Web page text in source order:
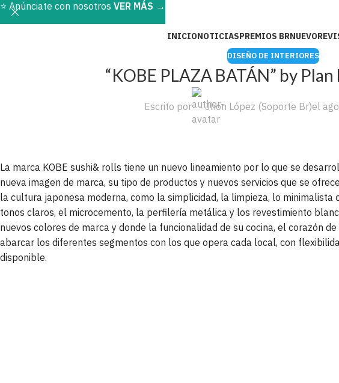
INICIONOTICIASPREMIOS BRNUEVO
DISEÑO DE INTERIORES
“KOBE PLAZA BATÁN” by
Escrito por Jhon López (Soporte Br)el
La marca KOBE sushi& rolls tiene un nuevo lineamiento por lo que se
nueva imagen de marca, su tipo de productos y nuevos servicios que se
la cultura japonesa moderna, como la simplicidad, la limpieza, lo minimalista
tonos claros, el microcemento, la perfilería metálica y los revestimiento
nuevos colores de marca y donde la funcionalidad de su cocina, el corazón
abarcar los diferentes segmentos con los que opera cada local, con
disponible.
⭐️ Anúnciate con nosotros VER MÁS →